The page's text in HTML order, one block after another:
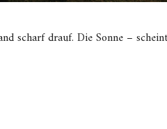
scharf drauf. Die Sonne –